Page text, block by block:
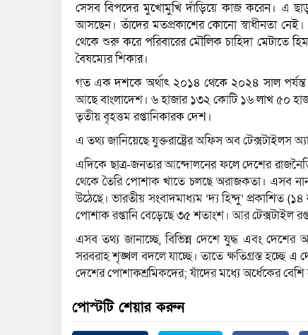
সেসব বিপদের মুখোমুখি দাঁড়িয়ে কাজ করেন। এ
আসছেন। তাঁদের মতপ্রকাশের কোনো স্বাধীনতা নেই।
থেকে শুরু করে পরিবারের মৌলিক চাহিদা মেটাতে
বৈষম্যের শিকার।
গত এক দশকে অর্থাৎ ২০১৪ থেকে ২০২৪ সাল পর্যন্ত
আছে বাংলাদেশ। ৬ হাজার ১৩২ কোটি ১৬ লাখ ৫০
তৃতীয় বৃহত্তম রপ্তানিকারক দেশ।
এ তথ্য জানিয়েছে যুক্তরাষ্ট্রের অফিস অব টেক্সটাইলস
এদিকে ছাত্র-জনতার আন্দোলনের ফলে দেশের
থেকে তৈরি পোশাক খাতে চলছে অরাজকতা। এসব
উঠেছে। ভারতীয় সংবাদমাধ্যম ‘দ্য হিন্দু’ প্রকাশিত
পোশাক রপ্তানি বেড়েছে ৩৫ শতাংশ। আর টেক্সটাইল
এসব তথ্য জানাচ্ছে, বিভিন্ন দেশে যুদ্ধ এবং দেশের
সরবরাহ শৃঙ্খল বদলে যাচ্ছে। তাতে ক্ষতিগ্রস্ত হচ্ছে
দেশের পোশাকশ্রমিকদের; যাঁদের মধ্যে অর্ধেকের বেশি
পোস্টটি শেয়ার করুন